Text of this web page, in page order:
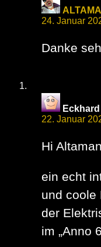
24. Januar
Danke
22. Januar
Hi
ein echt
und coole
der
im „Anno